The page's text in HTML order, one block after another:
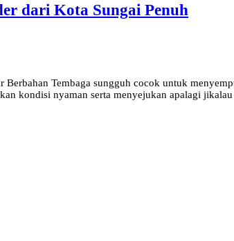
dari Kota Sungai Penuh
Tembaga sungguh cocok untuk
kondisi nyaman serta menyejukan apalagi